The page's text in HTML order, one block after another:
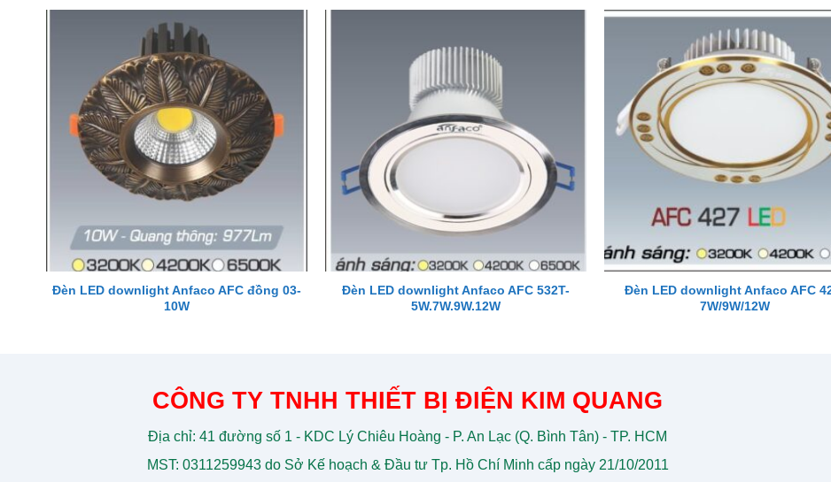
Đèn LED downlight Anfaco AFC đồng 03-
10W
Đèn LED downlight Anfaco AFC 532T-
5W.7W.9W.12W
Đèn LED downlight Anfaco AFC
7W/9W/12W
CÔNG TY TNHH THIẾT BỊ ĐIỆN KIM QUANG
Địa chỉ: 41 đường số 1 - KDC Lý Chiêu Hoàng - P. An Lạc (Q. Bình Tân) - TP. HCM
MST: 0311259943 do Sở Kế hoạch & Đầu tư Tp. Hồ Chí Minh cấp ngày 21/10/2011